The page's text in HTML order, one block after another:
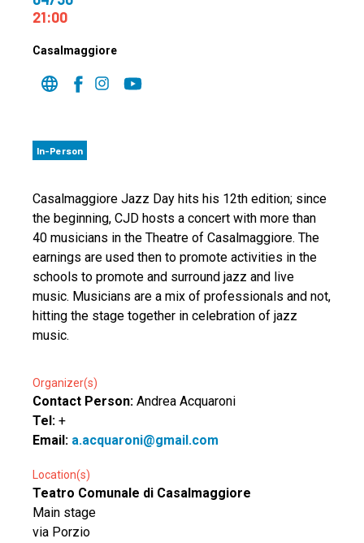
21:00
Casalmaggiore
In-Person
Casalmaggiore Jazz Day hits his 12th edition; since
the beginning, CJD hosts a concert with more than
40 musicians in the Theatre of Casalmaggiore. The
earnings are used then to promote activities in the
schools to promote and surround jazz and live
music. Musicians are a mix of professionals and not,
hitting the stage together in celebration of jazz
music.
Organizer(s)
Contact Person: Andrea Acquaroni
Tel: +
Email: a.acquaroni@gmail.com
Location(s)
Teatro Comunale di Casalmaggiore
Main stage
via Porzio